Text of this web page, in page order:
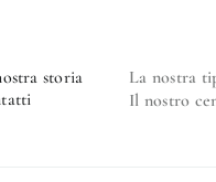
storia
La nostra
Il nostro